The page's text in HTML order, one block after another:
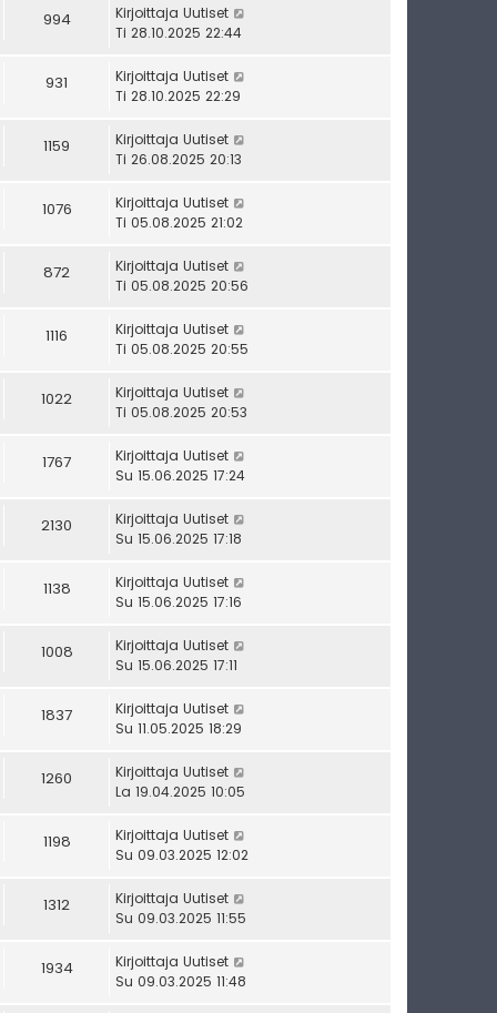
994 Kirjoittaja Uutiset
Ti 28.10.2025 22:44
931 Kirjoittaja Uutiset
Ti 28.10.2025 22:29
1159 Kirjoittaja Uutiset
Ti 26.08.2025 20:13
1076 Kirjoittaja Uutiset
Ti 05.08.2025 21:02
872 Kirjoittaja Uutiset
Ti 05.08.2025 20:56
1116 Kirjoittaja Uutiset
Ti 05.08.2025 20:55
1022 Kirjoittaja Uutiset
Ti 05.08.2025 20:53
1767 Kirjoittaja Uutiset
Su 15.06.2025 17:24
2130 Kirjoittaja Uutiset
Su 15.06.2025 17:18
1138 Kirjoittaja Uutiset
Su 15.06.2025 17:16
1008 Kirjoittaja Uutiset
Su 15.06.2025 17:11
1837 Kirjoittaja Uutiset
Su 11.05.2025 18:29
1260 Kirjoittaja Uutiset
La 19.04.2025 10:05
1198 Kirjoittaja Uutiset
Su 09.03.2025 12:02
1312 Kirjoittaja Uutiset
Su 09.03.2025 11:55
1934 Kirjoittaja Uutiset
Su 09.03.2025 11:48